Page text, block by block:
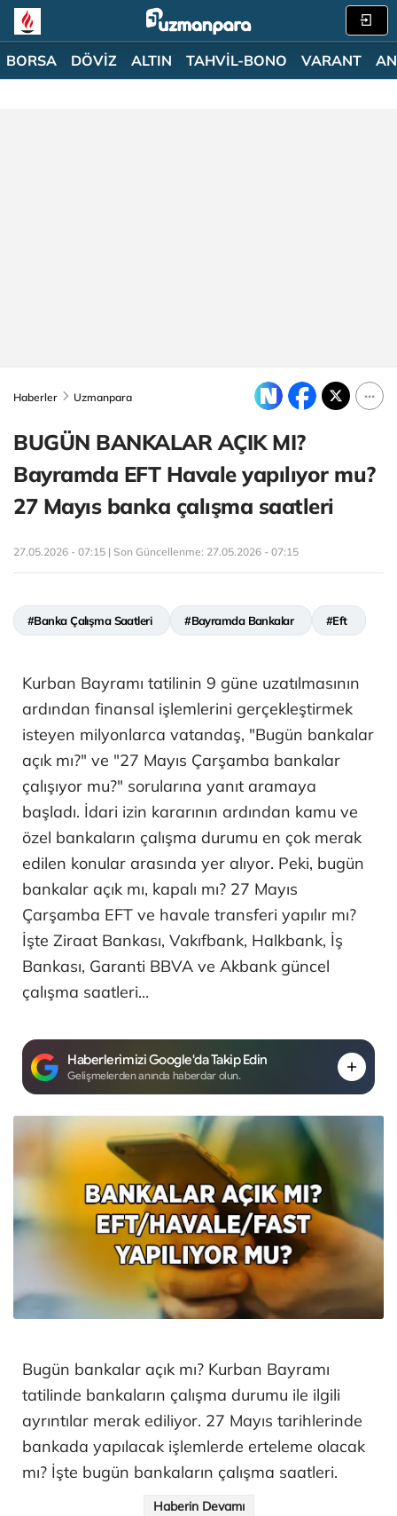
BORSA DÖVİZ ALTIN TAHVİL-BONO VARANT
Haberler Uzmanpara
BUGÜN BANKALAR AÇIK MI?
Bayramda EFT Havale yapılıyor mu?
27 Mayıs banka çalışma saatleri
27.05.2026 - 07:15 | Son Güncellenme: 27.05.2026 - 07:15
#Banka Çalışma Saatleri #Bayramda Bankalar #Eft
Kurban Bayramı tatilinin 9 güne uzatılmasının
ardından finansal işlemlerini gerçekleştirmek
isteyen milyonlarca vatandaş, "Bugün bankalar
açık mı?" ve "27 Mayıs Çarşamba bankalar
çalışıyor mu?" sorularına yanıt aramaya
başladı. İdari izin kararının ardından kamu ve
özel bankaların çalışma durumu en çok merak
edilen konular arasında yer alıyor. Peki, bugün
bankalar açık mı, kapalı mı? 27 Mayıs
Çarşamba EFT ve havale transferi yapılır mı?
İşte Ziraat Bankası, Vakıfbank, Halkbank, İş
Bankası, Garanti BBVA ve Akbank güncel
çalışma saatleri...
Haberlerimizi Google'da Takip Edin
Gelişmelerden anında haberdar olun.
Bugün bankalar açık mı? Kurban Bayramı
tatilinde bankaların çalışma durumu ile ilgili
ayrıntılar merak ediliyor. 27 Mayıs tarihlerinde
bankada yapılacak işlemlerde erteleme olacak
mı? İşte bugün bankaların çalışma saatleri.
Haberin Devamı